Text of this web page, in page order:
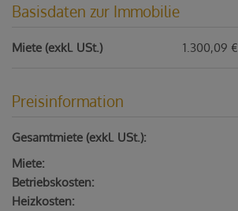
Basisdaten zur Immobilie
Miete (exkl. USt.) 1.300,09 €
Preisinformation
Gesamtmiete (exkl. USt.):
Miete:
Betriebskosten:
Heizkosten: